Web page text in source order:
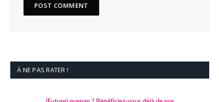
À NE PAS RATER !